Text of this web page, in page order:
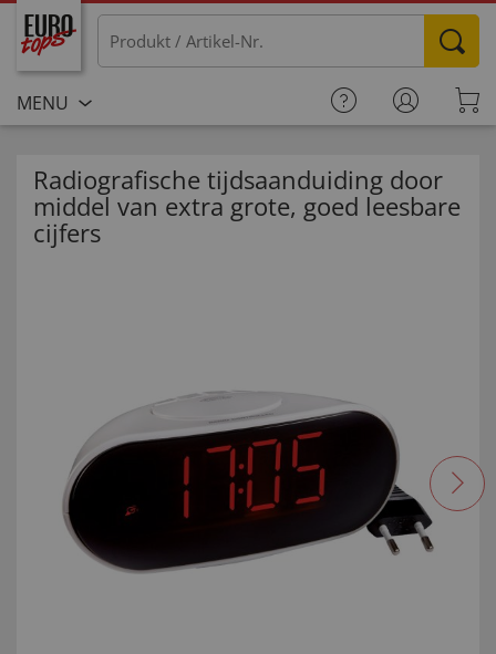
MENU
Radiografische tijdsaanduiding door
middel van extra grote, goed leesbare
cijfers